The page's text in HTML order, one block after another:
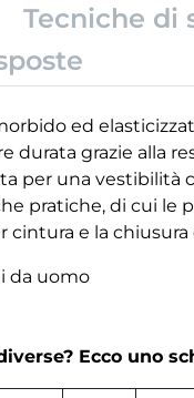
Tecniche di
ed
durata grazie alla
per una
pratiche, di cui le
cintura e la
da uomo
Ecco uno